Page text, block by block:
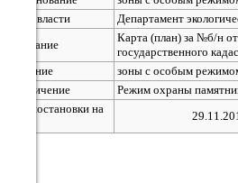
309°
08.08
18:00
24.6°
Орган власти
Департамент
Основание
Карта (план) за №б/н
государственного
Описание
зоны с особым
Ограничение
Режим охраны
Дата постановки на